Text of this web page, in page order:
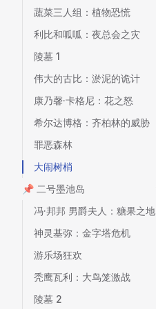
蔬菜三人组：植物恐慌
利比和呱呱：夜总会之灾
陵墓 1
伟大的古比：淤泥的诡计
康乃馨·卡格尼：花之怒
希尔达博格：齐柏林的威胁
罪恶森林
大闹树梢
📌 二号墨池岛
冯·邦邦 男爵夫人：糖果之地
神灵基弥：金字塔危机
游乐场狂欢
秃鹰瓦利：大鸟笼激战
陵墓 2